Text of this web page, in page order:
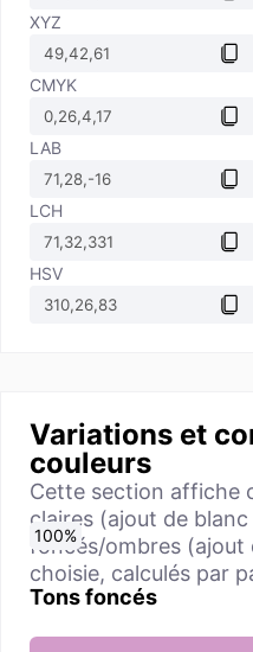
XYZ
CMYK
LAB
LCH
HSV
Variations et
couleurs
Cette section affiche
claires (ajout de
foncés/ombres (ajout
choisie, calculés par
Tons foncés
0%
10%
20%
30%
40%
50%
60%
70%
80%
90%
100%